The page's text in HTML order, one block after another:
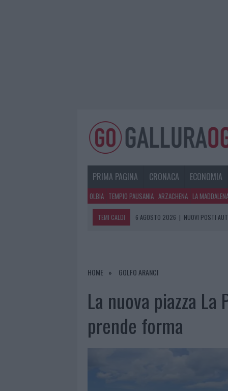
PRIMA PAGINA CRONACA ECONOMIA
OLBIA TEMPIO PAUSANIA ARZACHENA LA
TEMI CALDI 6 AGOSTO 2026 | NUOVI POSTI
6 AGOSTO 2026
| TEST TUNNEL OLBIA: RAMPE
HOME GOLFO ARANCI
La nuova piazza
prende forma